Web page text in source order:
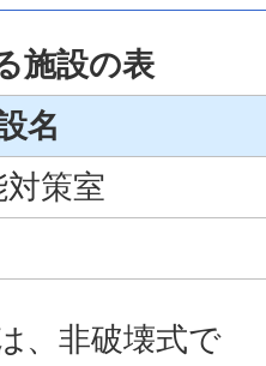
施設の表
名
策室
、非破壊式で